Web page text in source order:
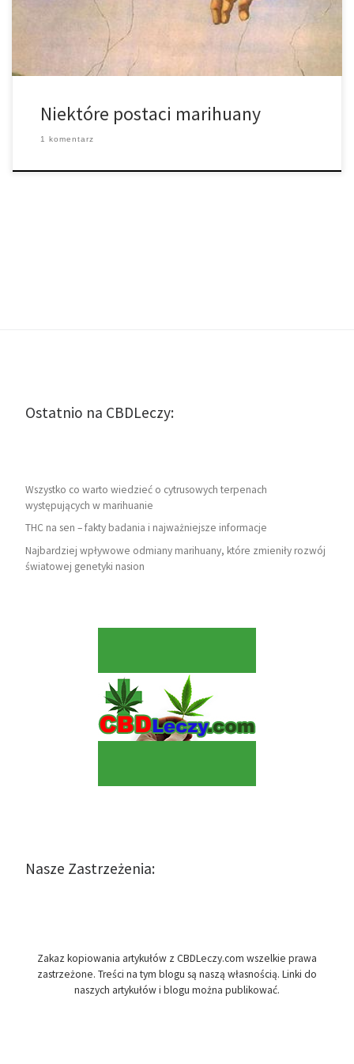
Jest naturalną postacią […]
Niektóre postaci marihuany
1 komentarz
Ostatnio na CBDLeczy:
Wszystko co warto wiedzieć o cytrusowych terpenach
występujących w marihuanie
THC na sen – fakty badania i najważniejsze informacje
Najbardziej wpływowe odmiany marihuany, które zmieniły rozwój
światowej genetyki nasion
Nasze Zastrzeżenia:
Zakaz kopiowania artykułów z CBDLeczy.com wszelkie prawa
zastrzeżone. Treści na tym blogu są naszą własnością. Linki do
naszych artykułów i blogu można publikować.